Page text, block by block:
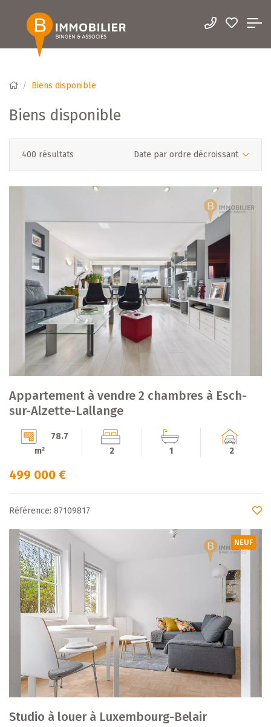
Biens disponible
Biens disponible
400 résultats Date par ordre décroissant
Appartement à vendre 2 chambres à Esch-
sur-Alzette-Lallange
78.7
m²
2 1 2
499 000 €
Référence: 87109817
NEUF
Studio à louer à Luxembourg-Belair